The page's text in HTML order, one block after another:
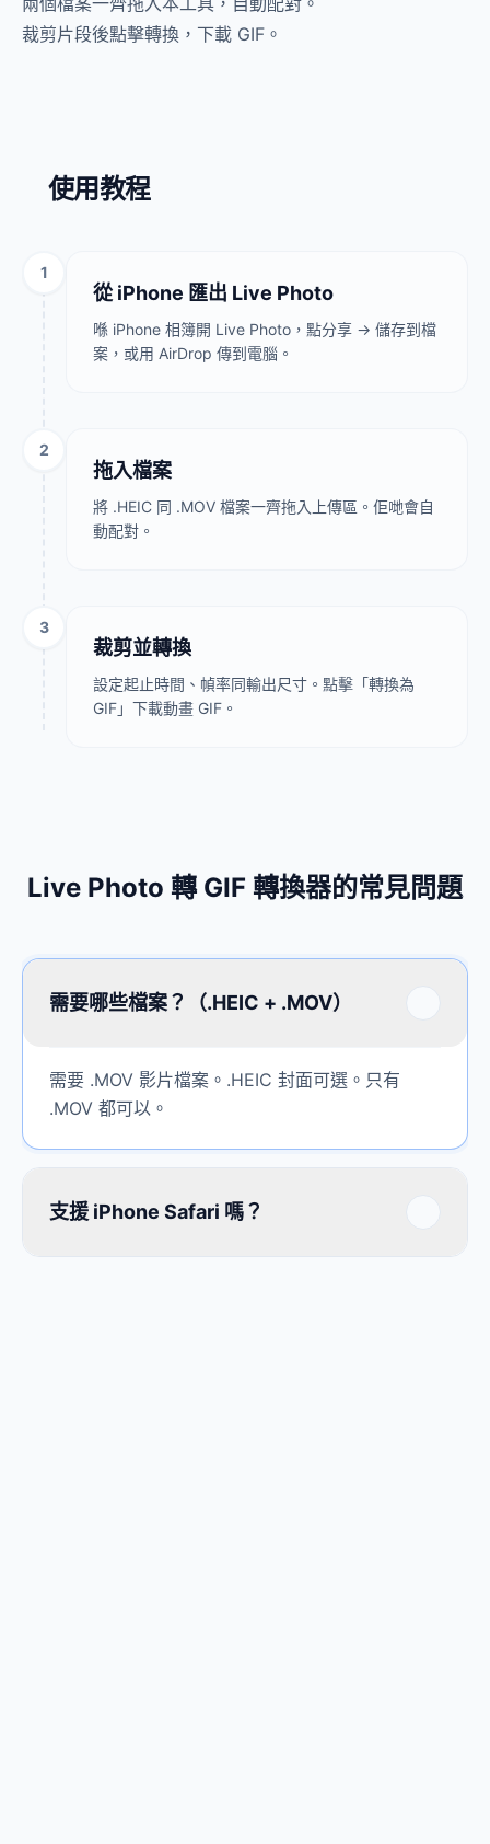
裁剪片段後點擊轉換，下載 GIF。
使用教程
1
從 iPhone 匯出 Live Photo
喺 iPhone 相簿開 Live Photo，點分享 → 儲存到檔
案，或用 AirDrop 傳到電腦。
2
拖入檔案
將 .HEIC 同 .MOV 檔案一齊拖入上傳區。佢哋會自
動配對。
3
裁剪並轉換
設定起止時間、幀率同輸出尺寸。點擊「轉換為
GIF」下載動畫 GIF。
Live Photo 轉 GIF 轉換器的常見問題
需要哪些檔案？（.HEIC + .MOV）
需要 .MOV 影片檔案。.HEIC 封面可選。只有
.MOV 都可以。
支援 iPhone Safari 嗎？